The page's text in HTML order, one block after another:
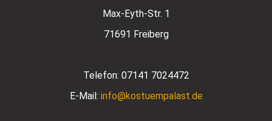
Max-Eyth-Str. 1
71691 Freiberg
Telefon: 07141 7024472
E-Mail: info@kostuempalast.de